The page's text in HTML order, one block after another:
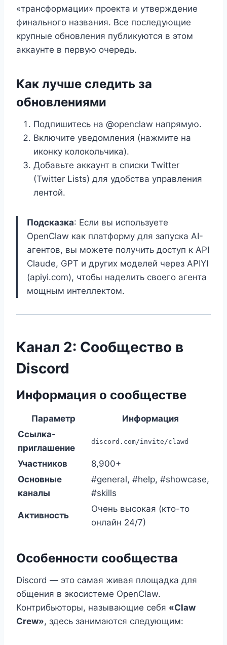
«трансформации» проекта и утверждение
финального названия. Все последующие
крупные обновления публикуются в этом
аккаунте в первую очередь.
Как лучше следить за
обновлениями
Подпишитесь на @openclaw напрямую.
Включите уведомления (нажмите на
иконку колокольчика).
Добавьте аккаунт в списки Twitter
(Twitter Lists) для удобства управления
лентой.
Подсказка: Если вы используете
OpenClaw как платформу для запуска AI-
агентов, вы можете получить доступ к API
Claude, GPT и других моделей через APIYI
(apiyi.com), чтобы наделить своего агента
мощным интеллектом.
Канал 2: Сообщество в
Discord
Информация о сообществе
Параметр
Информация
Ссылка-
приглашение
discord.com/invite/clawd
Участников
8,900+
Основные
каналы
#general, #help, #showcase,
#skills
Активность
Очень высокая (кто-то
онлайн 24/7)
Особенности сообщества
Discord — это самая живая площадка для
общения в экосистеме OpenClaw.
Контрибьюторы, называющие себя «Claw
Crew», здесь занимаются следующим: